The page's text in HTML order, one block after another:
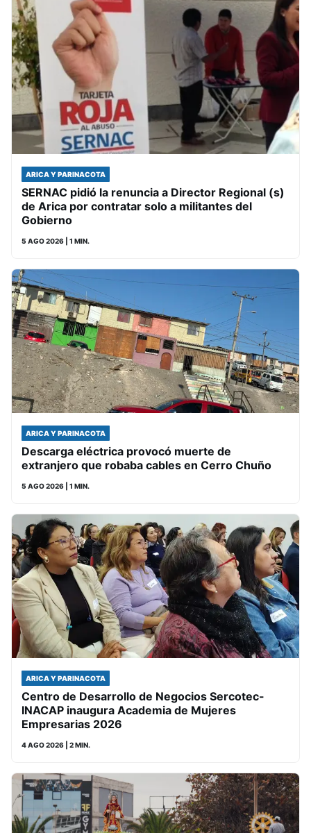
ARICA Y PARINACOTA
SERNAC pidió la renuncia a Director Regional (s)
de Arica por contratar solo a militantes del
Gobierno
5 AGO 2026 | 1 MIN.
ARICA Y PARINACOTA
Descarga eléctrica provocó muerte de
extranjero que robaba cables en Cerro Chuño
5 AGO 2026 | 1 MIN.
ARICA Y PARINACOTA
Centro de Desarrollo de Negocios Sercotec-
INACAP inaugura Academia de Mujeres
Empresarias 2026
4 AGO 2026 | 2 MIN.